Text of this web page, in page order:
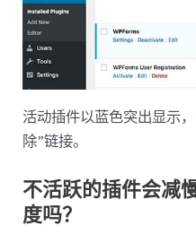
活动插件以蓝色突出显示
除”链接。
不活跃的插件会
度吗？